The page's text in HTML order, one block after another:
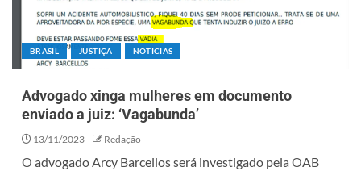
BRASIL JUSTIÇA NOTÍCIAS
Advogado xinga mulheres em documento
enviado a juiz: ‘Vagabunda’
13/11/2023 Redação
O advogado Arcy Barcellos será investigado pela OAB